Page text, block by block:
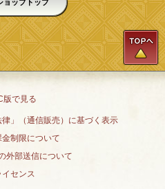
ョップトップ
版で見る
律」（通信販売）に基づく表示
金制限について
外部送信について
イセンス